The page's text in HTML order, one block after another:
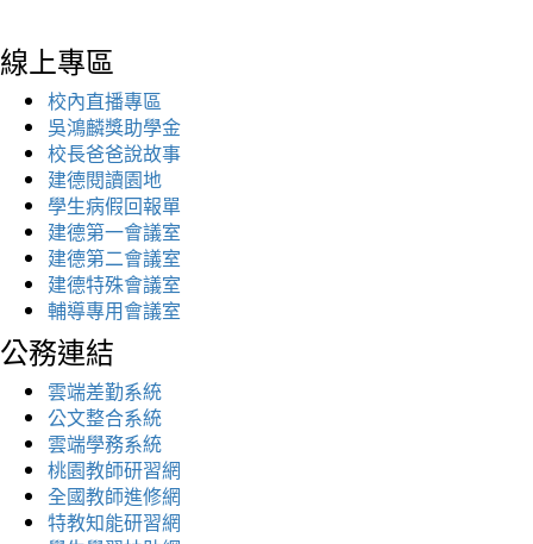
線上專區
校內直播專區
吳鴻麟獎助學金
校長爸爸說故事
建德閱讀園地
學生病假回報單
建德第一會議室
建德第二會議室
建德特殊會議室
輔導專用會議室
公務連結
雲端差勤系統
公文整合系統
雲端學務系統
桃園教師研習網
全國教師進修網
特教知能研習網